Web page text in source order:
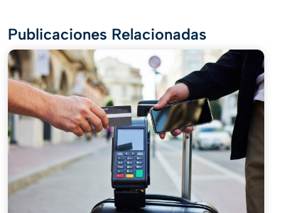
Publicaciones Relacionadas